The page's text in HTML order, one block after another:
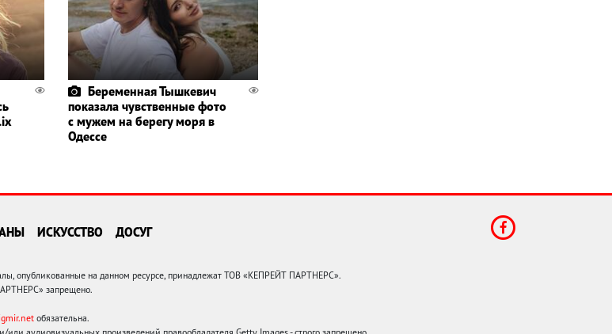
Беременная Тышкевич
показала чувственные фото
с мужем на берегу моря в
Одессе
ИСКУССТВО ДОСУГ
опубликованные на данном ресурсе, принадлежат ТОВ «КЕПРЕЙТ ПАРТНЕРС».
запрещено.
обязательна.